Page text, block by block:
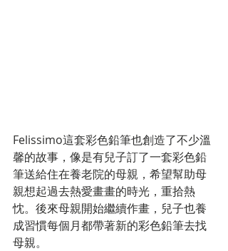
Felissimo這套彩色鉛筆也創造了不少溫
馨的故事，像是有兒子訂了一套彩色鉛
筆送給住在養老院的母親，希望幫助母
親想起過去熱愛畫畫的時光，重拾熱
忱。後來母親開始繼續作畫，兒子也養
成習慣每個月都帶著新的彩色鉛筆去找
母親。